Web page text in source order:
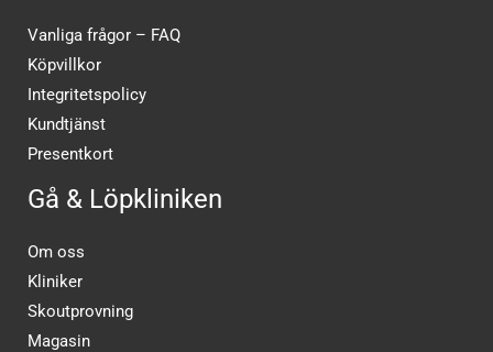
Vanliga frågor – FAQ
Köpvillkor
Integritetspolicy
Kundtjänst
Presentkort
Gå & Löpkliniken
Om oss
Kliniker
Skoutprovning
Magasin